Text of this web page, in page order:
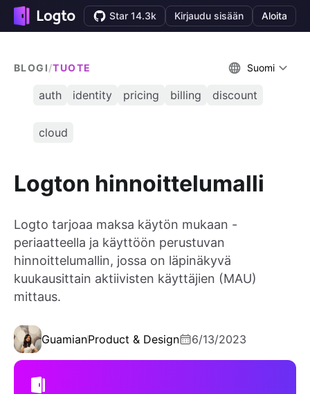
Star 14.3k Kirjaudu sisään Aloita
BLOGI/TUOTE Suomi
auth identity pricing billing discount
cloud
Logton hinnoittelumalli
Logto tarjoaa maksa käytön mukaan -
periaatteella ja käyttöön perustuvan
hinnoittelumallin, jossa on läpinäkyvä
kuukausittain aktiivisten käyttäjien (MAU)
mittaus.
GuamianProduct & Design 6/13/2023